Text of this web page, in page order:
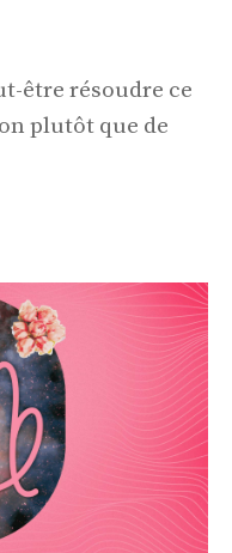
être résoudre ce
plutôt que de